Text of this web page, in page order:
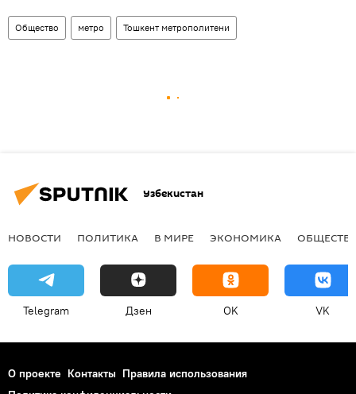
Общество метро Тошкент метрополитени
Узбекистан
НОВОСТИ ПОЛИТИКА В МИРЕ ЭКОНОМИКА
Telegram Дзен OK VK
О проекте Контакты Правила использования